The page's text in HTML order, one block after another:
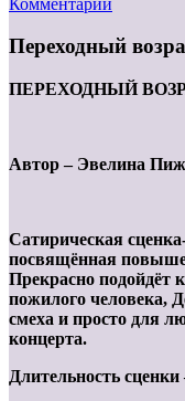
Переходный
ПЕРЕХОДНЫЙ
Автор – Эвелина
Сатирическая
посвящённая
Прекрасно подойдёт
пожилого человека,
смеха и просто для
концерта.
Длительность